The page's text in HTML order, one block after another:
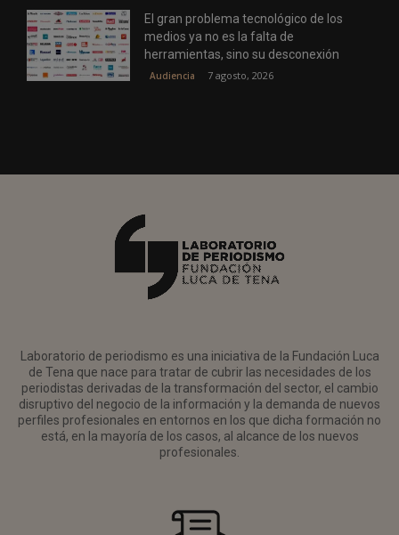
El gran problema tecnológico de los
medios ya no es la falta de
herramientas, sino su desconexión
Audiencia 7 agosto, 2026
Laboratorio de periodismo es una iniciativa de la Fundación Luca
de Tena que nace para tratar de cubrir las necesidades de los
periodistas derivadas de la transformación del sector, el cambio
disruptivo del negocio de la información y la demanda de nuevos
perfiles profesionales en entornos en los que dicha formación no
está, en la mayoría de los casos, al alcance de los nuevos
profesionales.